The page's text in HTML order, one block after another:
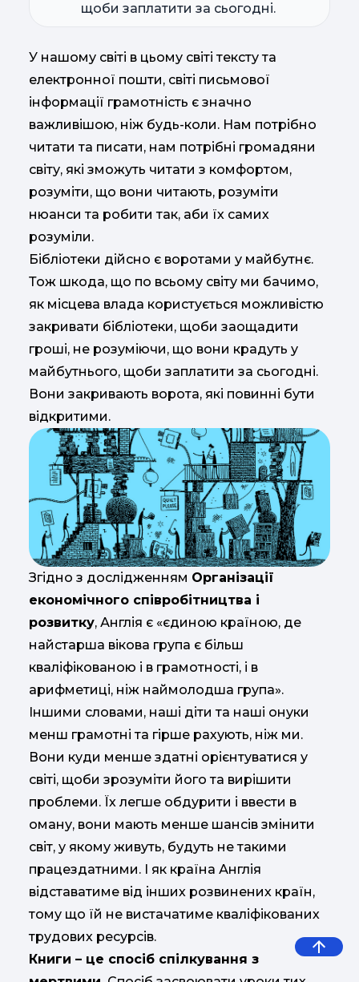
щоби заплатити за сьогодні.
У нашому світі в цьому світі тексту та
електронної пошти, світі письмової
інформації грамотність є значно
важливішою, ніж будь-коли. Нам потрібно
читати та писати, нам потрібні громадяни
світу, які зможуть читати з комфортом,
розуміти, що вони читають, розуміти
нюанси та робити так, аби їх самих
розуміли.
Бібліотеки дійсно є воротами у майбутнє.
Тож шкода, що по всьому світу ми бачимо,
як місцева влада користується можливістю
закривати бібліотеки, щоби заощадити
гроші, не розуміючи, що вони крадуть у
майбутнього, щоби заплатити за сьогодні.
Вони закривають ворота, які повинні бути
відкритими.
Згідно з дослідженням Організації
економічного співробітництва і
розвитку, Англія є «єдиною країною, де
найстарша вікова група є більш
кваліфікованою і в грамотності, і в
арифметиці, ніж наймолодша група».
Іншими словами, наші діти та наші онуки
менш грамотні та гірше рахують, ніж ми.
Вони куди менше здатні орієнтуватися у
світі, щоби зрозуміти його та вирішити
проблеми. Їх легше обдурити і ввести в
оману, вони мають менше шансів змінити
світ, у якому живуть, будуть не такими
працездатними. І як країна Англія
відставатиме від інших розвинених країн,
тому що їй не вистачатиме кваліфікованих
трудових ресурсів.
Книги – це спосіб спілкування з